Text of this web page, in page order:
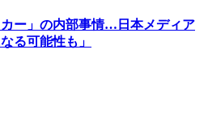
ー」の内部事情…日本メディア
る可能性も」